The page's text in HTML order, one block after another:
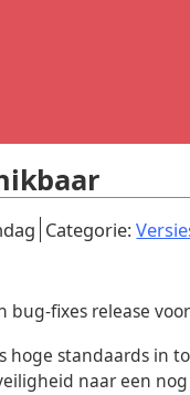
Categorie:
bug-fixes release
hoge standaards in
naar een